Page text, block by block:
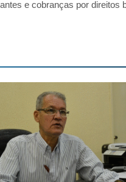
e cobranças por direitos